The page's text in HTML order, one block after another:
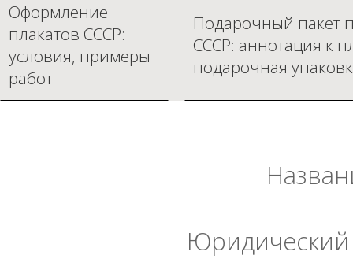
Оформление
плакатов СССР:
условия, примеры
работ
Подарочный пакет
СССР: аннотация к
подарочная